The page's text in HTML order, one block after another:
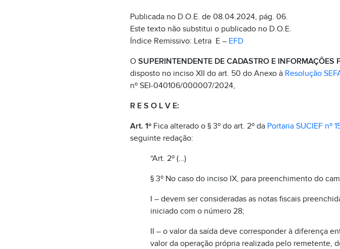
Publicada no D.O.E. de 08.04.2024, pág. 06.
Este texto não substitui o publicado no D.O.E.
Índice Remissivo: Letra E – EFD
O SUPERINTENDENTE DE CADASTRO E INFORMAÇÕES
disposto no inciso XII do art. 50 do Anexo à Resolução
nº SEI-040106/000007/2024,
R E S O L V E:
Art. 1ºFica alterado o § 3º do art. 2º da Portaria SUCIEF nº
seguinte redação:
“Art. 2º (…)
§ 3º No caso do inciso IX, para preenchimento do
I – devem ser consideradas as notas fiscais
iniciado com o número 28;
II – o valor da saída deve corresponder à diferença
valor da operação própria realizada pelo remetente,